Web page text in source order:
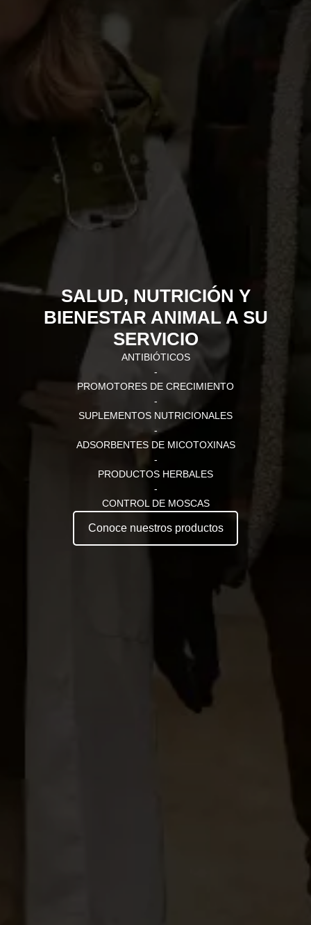
SALUD, NUTRICIÓN Y
BIENESTAR ANIMAL A SU
SERVICIO
ANTIBIÓTICOS
-
PROMOTORES DE CRECIMIENTO
-
SUPLEMENTOS NUTRICIONALES
-
ADSORBENTES DE MICOTOXINAS
-
PRODUCTOS HERBALES
-
CONTROL DE MOSCAS
Conoce nuestros productos